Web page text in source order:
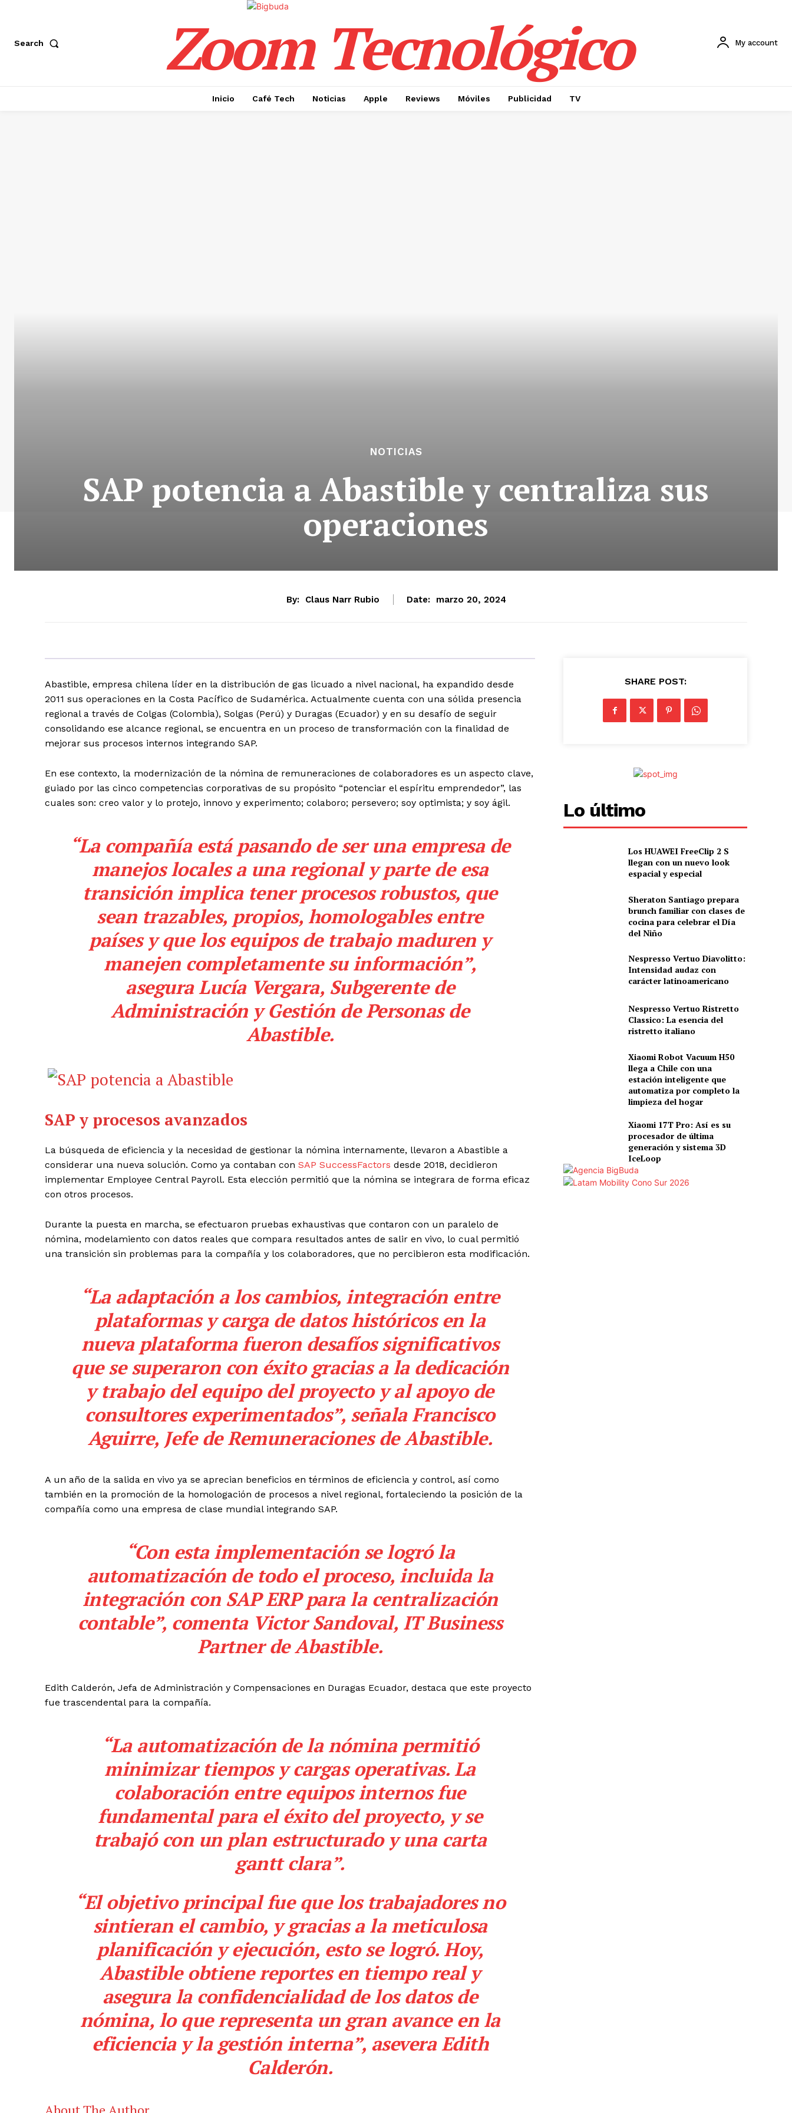
Search Zoom Tecnológico My account
Inicio Café Tech Noticias Apple Reviews Móviles Publicidad TV
NOTICIAS
SAP potencia a Abastible y centraliza sus
operaciones
By: Claus Narr Rubio Date: marzo 20, 2024
Abastible, empresa chilena líder en la distribución de gas licuado a nivel nacional, ha expandido desde
2011 sus operaciones en la Costa Pacífico de Sudamérica. Actualmente cuenta con una sólida presencia
regional a través de Colgas (Colombia), Solgas (Perú) y Duragas (Ecuador) y en su desafío de seguir
consolidando ese alcance regional, se encuentra en un proceso de transformación con la finalidad de
mejorar sus procesos internos integrando SAP.
En ese contexto, la modernización de la nómina de remuneraciones de colaboradores es un aspecto clave,
guiado por las cinco competencias corporativas de su propósito “potenciar el espíritu emprendedor”, las
cuales son: creo valor y lo protejo, innovo y experimento; colaboro; persevero; soy optimista; y soy ágil.
“La compañía está pasando de ser una empresa de
manejos locales a una regional y parte de esa
transición implica tener procesos robustos, que
sean trazables, propios, homologables entre
países y que los equipos de trabajo maduren y
manejen completamente su información”,
asegura Lucía Vergara, Subgerente de
Administración y Gestión de Personas de
Abastible.
SAP y procesos avanzados
La búsqueda de eficiencia y la necesidad de gestionar la nómina internamente, llevaron a Abastible a
considerar una nueva solución. Como ya contaban con SAP SuccessFactors desde 2018, decidieron
implementar Employee Central Payroll. Esta elección permitió que la nómina se integrara de forma eficaz
con otros procesos.
Durante la puesta en marcha, se efectuaron pruebas exhaustivas que contaron con un paralelo de
nómina, modelamiento con datos reales que compara resultados antes de salir en vivo, lo cual permitió
una transición sin problemas para la compañía y los colaboradores, que no percibieron esta modificación.
“La adaptación a los cambios, integración entre
plataformas y carga de datos históricos en la
nueva plataforma fueron desafíos significativos
que se superaron con éxito gracias a la dedicación
y trabajo del equipo del proyecto y al apoyo de
consultores experimentados”, señala Francisco
Aguirre, Jefe de Remuneraciones de Abastible.
A un año de la salida en vivo ya se aprecian beneficios en términos de eficiencia y control, así como
también en la promoción de la homologación de procesos a nivel regional, fortaleciendo la posición de la
compañía como una empresa de clase mundial integrando SAP.
“Con esta implementación se logró la
automatización de todo el proceso, incluida la
integración con SAPERP para la centralización
contable”, comenta Victor Sandoval, IT Business
Partner de Abastible.
Edith Calderón, Jefa de Administración y Compensaciones en Duragas Ecuador, destaca que este proyecto
fue trascendental para la compañía.
“La automatización de la nómina permitió
minimizar tiempos y cargas operativas. La
colaboración entre equipos internos fue
fundamental para el éxito del proyecto, y se
trabajó con un plan estructurado y una carta
gantt clara”.
“El objetivo principal fue que los trabajadores no
sintieran el cambio, y gracias a la meticulosa
planificación y ejecución, esto se logró. Hoy,
Abastible obtiene reportes en tiempo real y
asegura la confidencialidad de los datos de
nómina, lo que representa un gran avance en la
eficiencia y la gestión interna”, asevera Edith
Calderón.
SHARE POST:
Lo último
Los HUAWEI FreeClip 2 S
llegan con un nuevo look
espacial y especial
Sheraton Santiago prepara
brunch familiar con clases de
cocina para celebrar el Día
del Niño
Nespresso Vertuo Diavolitto:
Intensidad audaz con
carácter latinoamericano
Nespresso Vertuo Ristretto
Classico: La esencia del
ristretto italiano
Xiaomi Robot Vacuum H50
llega a Chile con una
estación inteligente que
automatiza por completo la
limpieza del hogar
Xiaomi 17T Pro: Así es su
procesador de última
generación y sistema 3D
IceLoop